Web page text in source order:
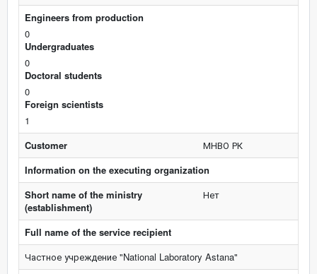
Engineers from production
0
Undergraduates
0
Doctoral students
0
Foreign scientists
1
Customer
МНВО РК
Information on the executing organization
Short name of the ministry
(establishment)
Нет
Full name of the service recipient
Частное учреждение "National Laboratory Astana"